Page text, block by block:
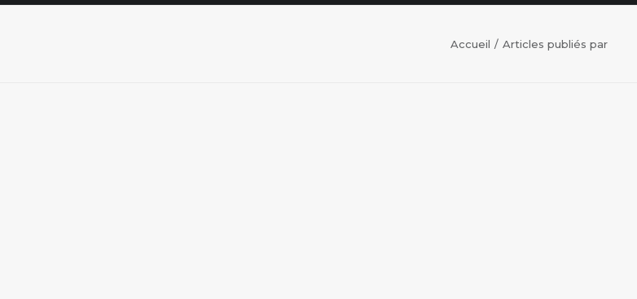
Accueil Articles publiés par